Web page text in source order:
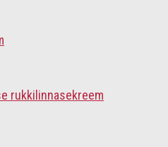
rukkilinnasekreem